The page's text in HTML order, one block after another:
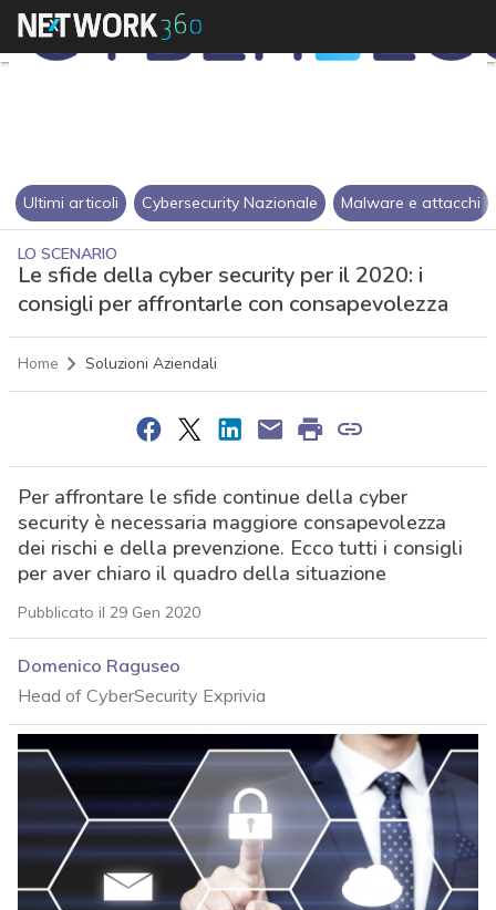
Ultimi articoli Cybersecurity Nazionale Malware e attacchi
LO SCENARIO
Le sfide della cyber security per il 2020: i
consigli per affrontarle con consapevolezza
Home Soluzioni Aziendali
Per affrontare le sfide continue della cyber
security è necessaria maggiore consapevolezza
dei rischi e della prevenzione. Ecco tutti i consigli
per aver chiaro il quadro della situazione
Pubblicato il 29 Gen 2020
Domenico Raguseo
Head of CyberSecurity Exprivia